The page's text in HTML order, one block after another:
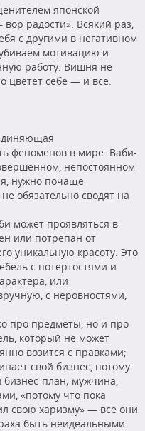
японской
радости». Всякий раз,
с другими в негативном
мотивацию и
работу. Вишня не
цветет себе — и все.
феноменов в мире. Ваби-
непостоянном
нужно почаще
обязательно сводят на
может проявляться в
или потрепан от
уникальную красоту. Это
с потертостями и
или
с неровностями,
про предметы, но и про
который не может
возится с правками;
свой бизнес, потому
бизнес-план; мужчина,
«потому что пока
свою харизму» — все они
быть неидеальными.